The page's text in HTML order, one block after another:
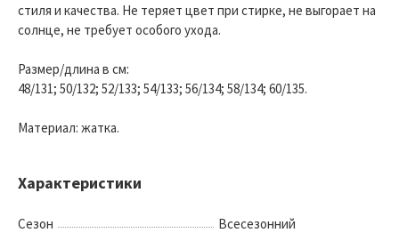
стиля и качества. Не теряет цвет при стирке, не выгорает на
солнце, не требует особого ухода.
Размер/длина в см:
48/131; 50/132; 52/133; 54/133; 56/134; 58/134; 60/135.
Материал: жатка.
Характеристики
Сезон
Всесезонний